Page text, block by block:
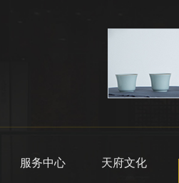
服务中心 天府文化